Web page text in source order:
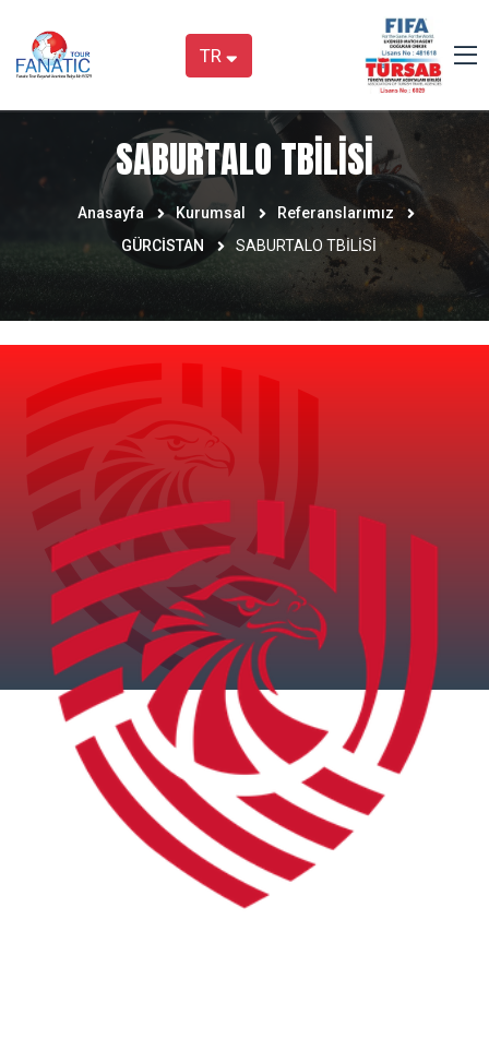
TR
SABURTALO TBİLİSİ
Anasayfa Kurumsal
Referanslarımız
GÜRCİSTAN
SABURTALO TBİLİSİ